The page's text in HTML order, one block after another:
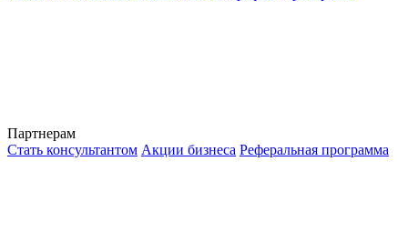
Партнерам
Стать консультантом Акции бизнеса Реферальная программа